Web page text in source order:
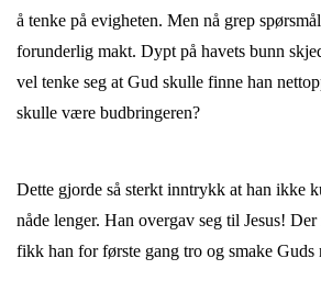
å tenke på evigheten. Men nå grep
forunderlig makt. Dypt på havets bunn
vel tenke seg at Gud skulle finne han
skulle være budbringeren?
Dette gjorde så sterkt inntrykk at han ikke
nåde lenger. Han overgav seg til Jesus! Der
fikk han for første gang tro og smake Guds